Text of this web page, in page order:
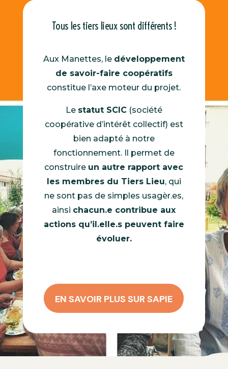
Tous les tiers lieux sont différents !
Aux Manettes, le développement
de savoir-faire coopératifs
constitue l’axe moteur du projet.
Le statut SCIC(société
coopérative d’intérêt collectif) est
bien adapté à notre
fonctionnement. Il permet de
construire un autre rapport avec
les membres du Tiers Lieu, qui
ne sont pas de simples usagèr.es,
ainsi chacun.e contribue aux
actions qu’il.elle.s peuvent faire
évoluer.
EN SAVOIR PLUS SUR SAPIE